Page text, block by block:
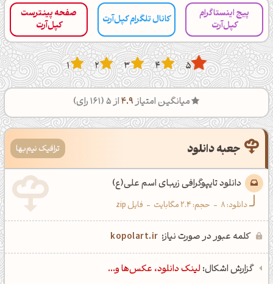
پیج اینستاگرام
کپل‌آرت
کانال تلگرام کپل‌آرت
صفحه پینترست
کپل‌آرت
5
4
3
2
1
میانگین امتیاز4.9از 5 ( 161رای)
جعبه دانلود ترافیک نیم‌بها
دانلود تایپوگرافی زیبای اسم علی(ع)
دانلود:8
- حجم: 2.4 مگابایت - فایل zip
کلمه عبور در صورت نیاز: kopolart.ir
گزارش اشکال: لینک دانلود، عکس‌ها و...
عصرت بخیر❤️
کپل‌آرت رو دنبال کن!
کانال تلگرام
اینستاگرام